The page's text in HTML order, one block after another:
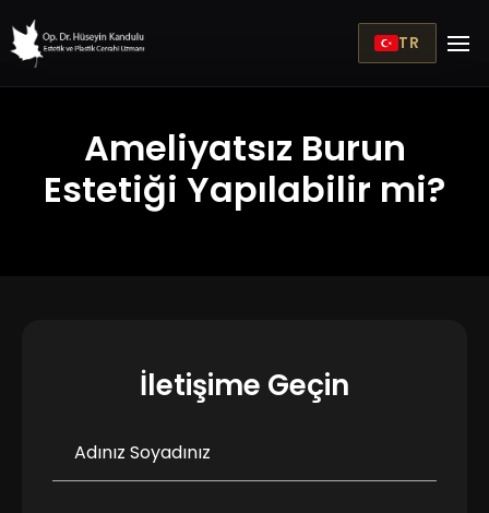
TR
Ameliyatsız Burun
Estetiği Yapılabilir mi?
İletişime Geçin